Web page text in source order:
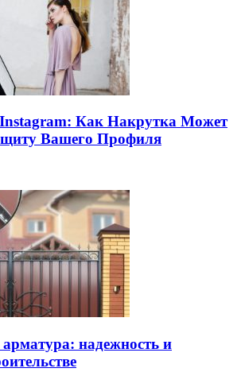
Instagram: Как Накрутка Может
Вашего Профиля
надежность и